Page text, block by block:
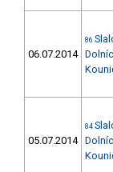
06.07.2014
86
05.07.2014
84